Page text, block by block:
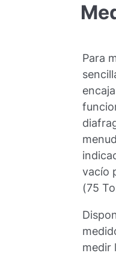
Para
vacío
(75
medir